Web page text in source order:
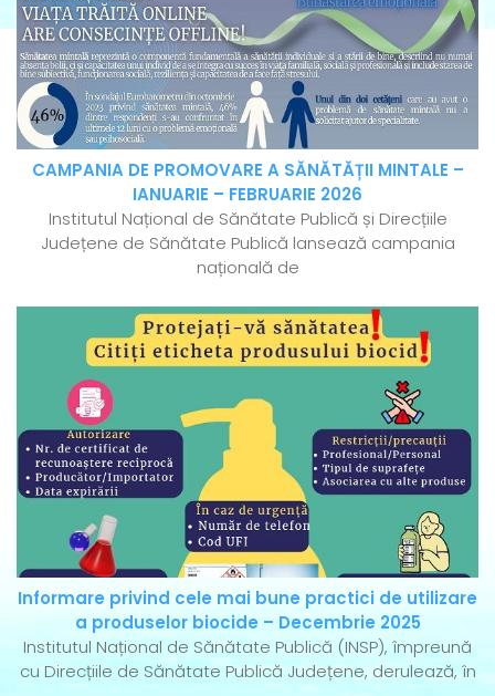
CAMPANIA DE PROMOVARE A SĂNĂTĂȚII MINTALE –
IANUARIE – FEBRUARIE 2026
Institutul Național de Sănătate Publică și Direcțiile
Județene de Sănătate Publică lansează campania
națională de
Informare privind cele mai bune practici de utilizare
a produselor biocide – Decembrie 2025
Institutul Național de Sănătate Publică (INSP), împreună
cu Direcțiile de Sănătate Publică Județene, derulează, în